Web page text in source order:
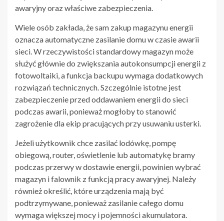
awaryjny oraz właściwe zabezpieczenia.
Wiele osób zakłada, że sam zakup magazynu energii
oznacza automatyczne zasilanie domu w czasie awarii
sieci. W rzeczywistości standardowy magazyn może
służyć głównie do zwiększania autokonsumpcji energii z
fotowoltaiki, a funkcja backupu wymaga dodatkowych
rozwiązań technicznych. Szczególnie istotne jest
zabezpieczenie przed oddawaniem energii do sieci
podczas awarii, ponieważ mogłoby to stanowić
zagrożenie dla ekip pracujących przy usuwaniu usterki.
Jeżeli użytkownik chce zasilać lodówkę, pompę
obiegową, router, oświetlenie lub automatykę bramy
podczas przerwy w dostawie energii, powinien wybrać
magazyn i falownik z funkcją pracy awaryjnej. Należy
również określić, które urządzenia mają być
podtrzymywane, ponieważ zasilanie całego domu
wymaga większej mocy i pojemności akumulatora.